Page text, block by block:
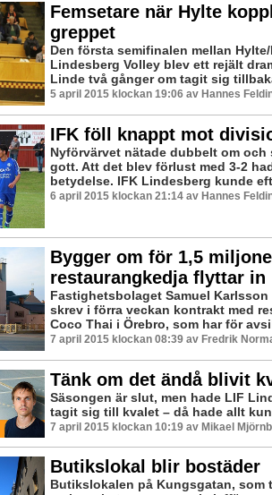
Femsetare när Hylte
greppet
Den första semifinalen mellan
Lindesberg Volley blev ett rejält
Linde två gånger om tagit sig
5 april 2015 klockan 19:06 av Hannes
IFK föll knappt mot
Nyförvärvet nätade dubbelt om och
gott. Att det blev förlust med 3-2
betydelse. IFK Lindesberg kunde
6 april 2015 klockan 21:14 av Hannes
Bygger om för 1,5
restaurangkedja flyttar in
Fastighetsbolaget Samuel
skrev i förra veckan kontrakt med
Coco Thai i Örebro, som har för
7 april 2015 klockan 08:39 av Fredrik
Tänk om det ändå blivit
Säsongen är slut, men hade LIF
tagit sig till kvalet – då hade allt
7 april 2015 klockan 10:19 av Mikael
Butikslokal blir bostäder
Butikslokalen på Kungsgatan, som